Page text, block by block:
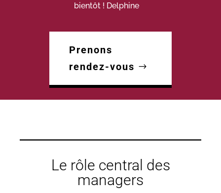
bientôt ! Delphine
Prenons
rendez-vous
Le rôle central des
managers